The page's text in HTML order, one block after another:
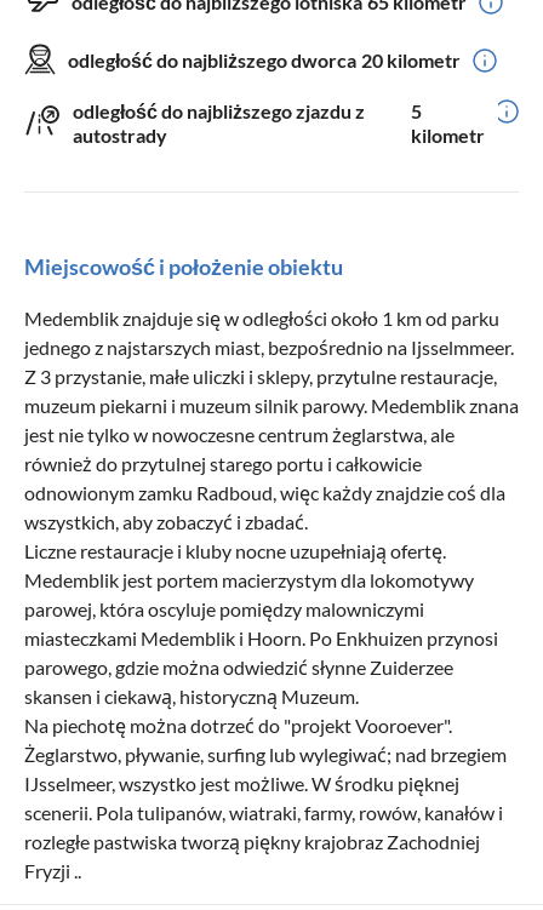
odległość do najbliższego dworca 20 kilometr
odległość do najbliższego zjazdu z
autostrady
5
kilometr
Miejscowość i położenie obiektu
Medemblik znajduje się w odległości około 1 km od parku
jednego z najstarszych miast, bezpośrednio na Ijsselmmeer.
Z 3 przystanie, małe uliczki i sklepy, przytulne restauracje,
muzeum piekarni i muzeum silnik parowy. Medemblik znana
jest nie tylko w nowoczesne centrum żeglarstwa, ale
również do przytulnej starego portu i całkowicie
odnowionym zamku Radboud, więc każdy znajdzie coś dla
wszystkich, aby zobaczyć i zbadać.
Liczne restauracje i kluby nocne uzupełniają ofertę.
Medemblik jest portem macierzystym dla lokomotywy
parowej, która oscyluje pomiędzy malowniczymi
miasteczkami Medemblik i Hoorn. Po Enkhuizen przynosi
parowego, gdzie można odwiedzić słynne Zuiderzee
skansen i ciekawą, historyczną Muzeum.
Na piechotę można dotrzeć do "projekt Vooroever".
Żeglarstwo, pływanie, surfing lub wylegiwać; nad brzegiem
IJsselmeer, wszystko jest możliwe. W środku pięknej
scenerii. Pola tulipanów, wiatraki, farmy, rowów, kanałów i
rozległe pastwiska tworzą piękny krajobraz Zachodniej
Fryzji ..